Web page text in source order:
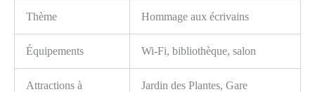
Thème Hommage aux écrivains
Équipements Wi-Fi, bibliothèque, salon
Attractions à
Jardin des Plantes, Gare